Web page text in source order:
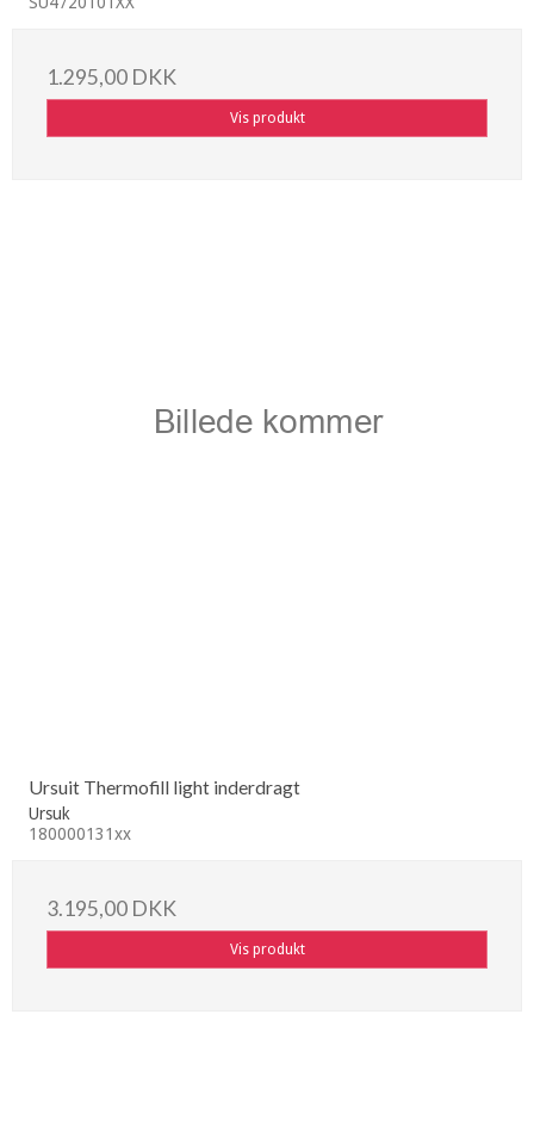
1.295,00 DKK
Vis produkt
Ursuit Thermofill light inderdragt
Ursuk
180000131xx
3.195,00 DKK
Vis produkt